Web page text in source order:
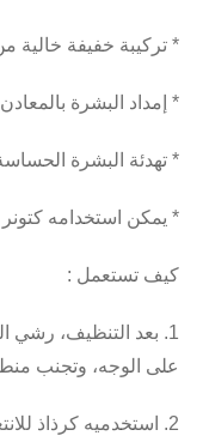
* تركيبة خفيفة خالية
* إمداد البشرة بالمعادن
* تهدئة البشرة
* يمكن استخدامه كتونر
كيف تستعمل :
1. بعد التنظيف، رشي
على الوجه، وتجنب
2. استخدميه كرذاذ